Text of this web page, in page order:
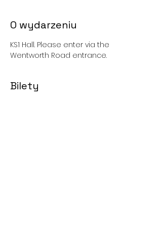
O wydarzeniu
KS1 Hall. Please enter via the
Wentworth Road entrance.
Bilety